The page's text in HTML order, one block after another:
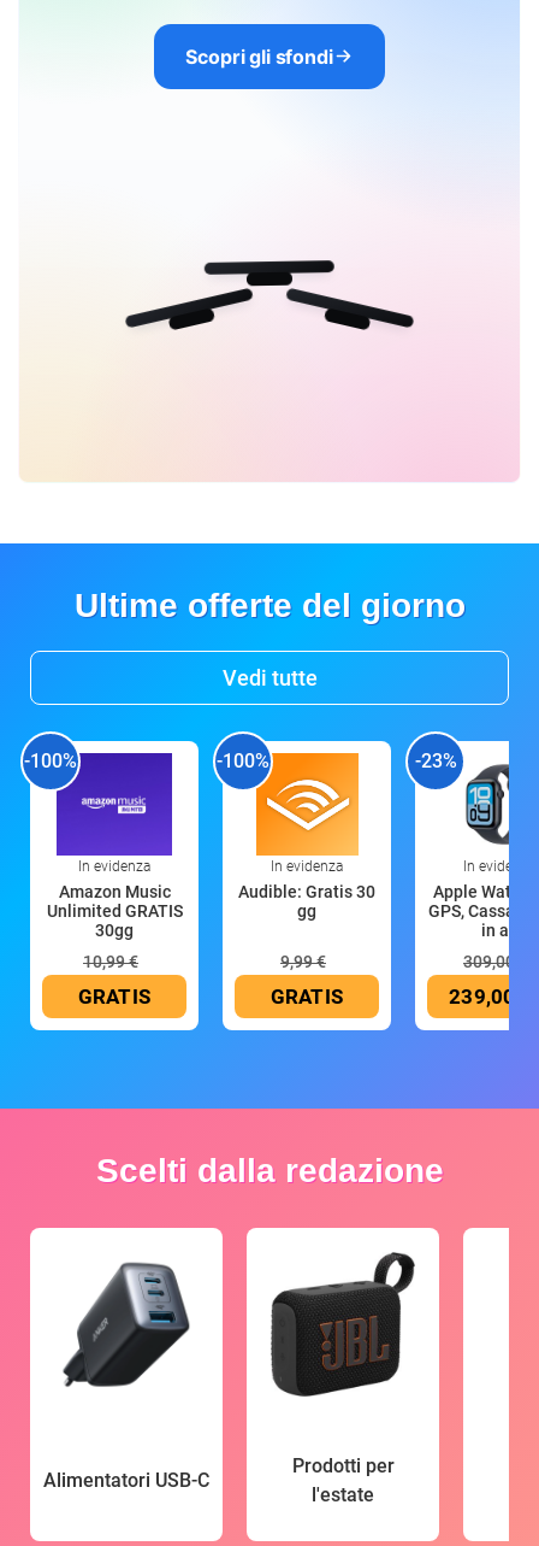
Scopri gli sfondi
Ultime offerte del giorno
Vedi tutte
-100%
In evidenza
Amazon Music
Unlimited GRATIS
30gg
10,99 €
GRATIS
-100%
In evidenza
Audible: Gratis 30
gg
9,99 €
GRATIS
-23%
In evidenza
Apple Watch
GPS, Cassa
in all
309,00 €
239,00 €
Scelti dalla redazione
Alimentatori USB-C
Prodotti per
l'estate